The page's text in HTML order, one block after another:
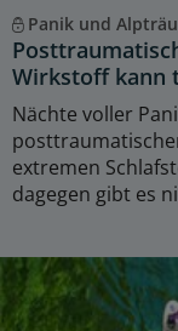
Panik und
Wirkstoff kann
Nächte voller
extremen
dagegen gibt es